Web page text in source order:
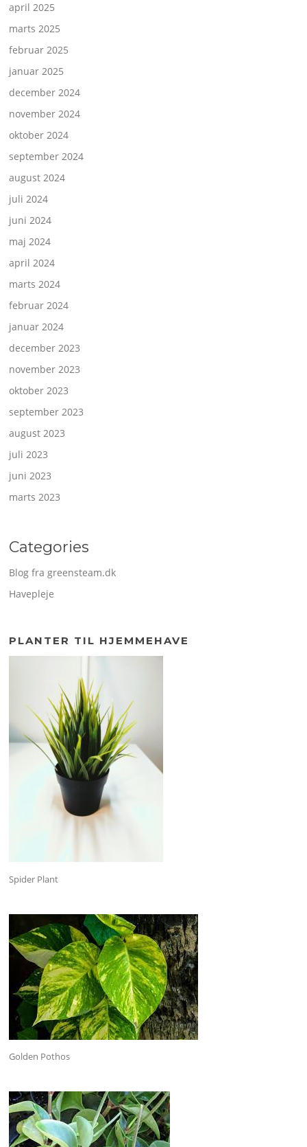
april 2025
marts 2025
februar 2025
januar 2025
december 2024
november 2024
oktober 2024
september 2024
august 2024
juli 2024
juni 2024
maj 2024
april 2024
marts 2024
februar 2024
januar 2024
december 2023
november 2023
oktober 2023
september 2023
august 2023
juli 2023
juni 2023
marts 2023
Categories
Blog fra greensteam.dk
Havepleje
PLANTER TIL HJEMMEHAVE
Spider Plant
Golden Pothos